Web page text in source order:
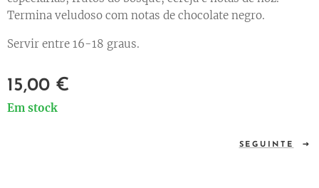
Termina veludoso com notas de chocolate negro.
Servir entre 16-18 graus.
15,00 €
Em stock
SEGUINTE